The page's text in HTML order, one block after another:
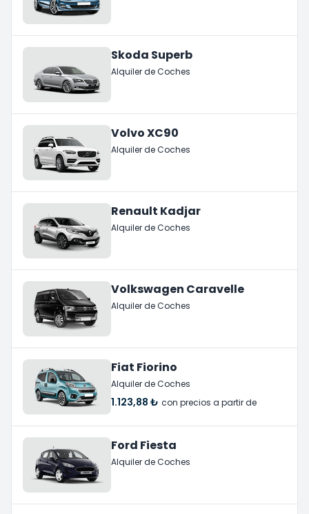
Skoda Superb
Alquiler de Coches
Volvo XC90
Alquiler de Coches
Renault Kadjar
Alquiler de Coches
Volkswagen Caravelle
Alquiler de Coches
Fiat Fiorino
Alquiler de Coches
1.123,88 ₺ con precios a partir de
Ford Fiesta
Alquiler de Coches